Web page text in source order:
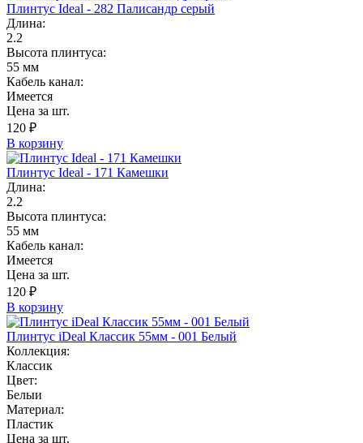
Плинтус Ideal - 282 Палисандр серый
Длина:
2.2
Высота плинтуса:
55 мм
Кабель канал:
Имеется
Цена за шт.
120 ₽
В корзину
Плинтус Ideal - 171 Камешки
Длина:
2.2
Высота плинтуса:
55 мм
Кабель канал:
Имеется
Цена за шт.
120 ₽
В корзину
Плинтус iDeal Классик 55мм - 001 Белый
Коллекция:
Классик
Цвет:
Белыи
Материал:
Пластик
Цена за шт.